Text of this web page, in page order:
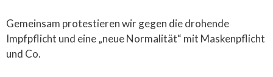
Gemeinsam protestieren wir gegen die drohende
Impfpflicht und eine „neue Normalität“ mit Maskenpflicht
und Co.